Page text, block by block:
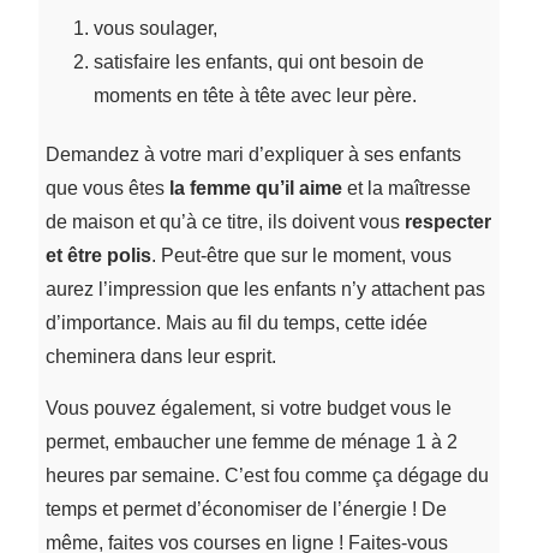
vous soulager,
satisfaire les enfants, qui ont besoin de
moments en tête à tête avec leur père.
Demandez à votre mari d’expliquer à ses enfants
que vous êtes la femme qu’il aimeet la maîtresse
de maison et qu’à ce titre, ils doivent vous respecter
et être polis. Peut-être que sur le moment, vous
aurez l’impression que les enfants n’y attachent pas
d’importance. Mais au fil du temps, cette idée
cheminera dans leur esprit.
Vous pouvez également, si votre budget vous le
permet, embaucher une femme de ménage 1 à 2
heures par semaine. C’est fou comme ça dégage du
temps et permet d’économiser de l’énergie ! De
même, faites vos courses en ligne ! Faites-vous